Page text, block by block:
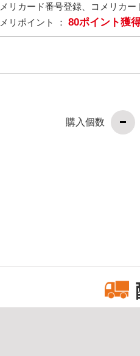
リカード番号登録、コメリカー
リポイント ： 80ポイント獲
購入個数